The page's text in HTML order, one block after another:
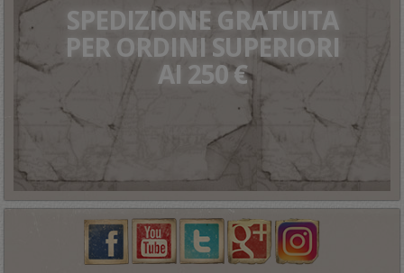
SPEDIZIONE GRATUITA
PER ORDINI SUPERIORI
AI 250 €